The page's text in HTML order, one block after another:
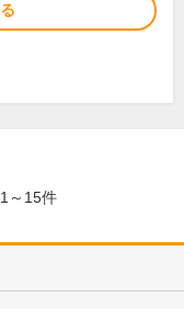
1～15件